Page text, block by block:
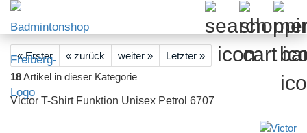
« Erster « zurück weiter »
Letzter »
18Artikel in dieser Kategorie
Victor T-Shirt Funktion Unisex Petrol 6707